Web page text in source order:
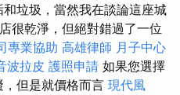
垃圾，當然我在談論這座城
很乾淨，但絕對錯過了一位
專業協助 高雄律師 月子中心
波拉皮 護照申請 如果您選擇
但是就價格而言 現代風